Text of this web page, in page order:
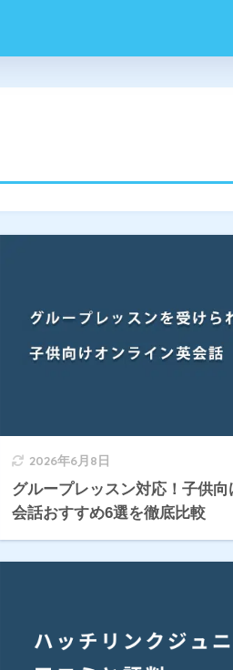
2026年6月8日
グループレッスン対応！子供
会話おすすめ6選を徹底比較